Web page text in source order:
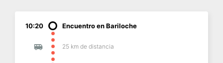
10:20 Encuentro en Bariloche
25 km de distancia